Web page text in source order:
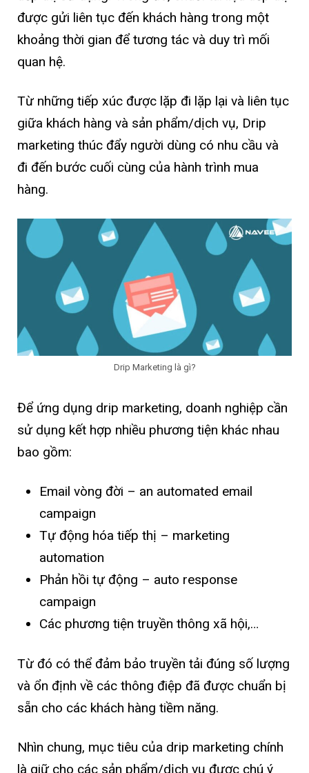
được gửi liên tục đến khách hàng trong một
khoảng thời gian để tương tác và duy trì mối
quan hệ.
Từ những tiếp xúc được lặp đi lặp lại và liên tục
giữa khách hàng và sản phẩm/dịch vụ, Drip
marketing thúc đẩy người dùng có nhu cầu và
đi đến bước cuối cùng của hành trình mua
hàng.
Drip Marketing là gì?
Để ứng dụng drip marketing, doanh nghiệp cần
sử dụng kết hợp nhiều phương tiện khác nhau
bao gồm:
Email vòng đời – an automated email
campaign
Tự động hóa tiếp thị – marketing
automation
Phản hồi tự động – auto response
campaign
Các phương tiện truyền thông xã hội,…
Từ đó có thể đảm bảo truyền tải đúng số lượng
và ổn định về các thông điệp đã được chuẩn bị
sẵn cho các khách hàng tiềm năng.
Nhìn chung, mục tiêu của drip marketing chính
là giữ cho các sản phẩm/dịch vụ được chú ý